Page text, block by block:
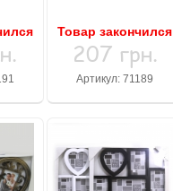
Товар закончился
207 грн.
Артикул: 71189